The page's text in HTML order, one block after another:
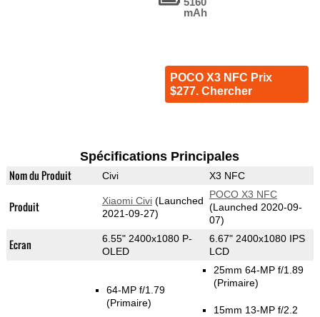
mAh
POCO X3 NFC Prix
$277. Chercher
Spécifications Principales
Nom du Produit Civi X3 NFC
Produit Xiaomi Civi(Launched
2021-09-27)
POCO X3 NFC
(Launched 2020-09-
07)
Ecran
6.55" 2400x1080 P-
OLED
6.67" 2400x1080 IPS
LCD
64-MP f/1.79
(Primaire)
25mm 64-MP f/1.89
(Primaire)
15mm 13-MP f/2.2